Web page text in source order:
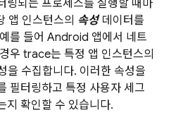
링되는 프로세스를 실행할 때마
앱 인스턴스의 속성데이터를
를 들어 Android 앱에서 네트
우 trace는 특정 앱 인스턴스의
을 수집합니다. 이러한 속성을
필터링하고 특정 사용자 세그
지 확인할 수 있습니다.